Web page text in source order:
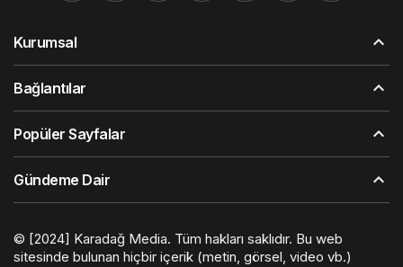
Kurumsal
Bağlantılar
Popüler Sayfalar
Gündeme Dair
© [2024] Karadağ Media. Tüm hakları saklıdır. Bu web
sitesinde bulunan hiçbir içerik (metin, görsel, video vb.)